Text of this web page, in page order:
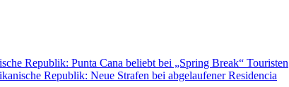
Republik: Punta Cana beliebt bei „Spring Break“ Touristen
Republik: Neue Strafen bei abgelaufener Residencia